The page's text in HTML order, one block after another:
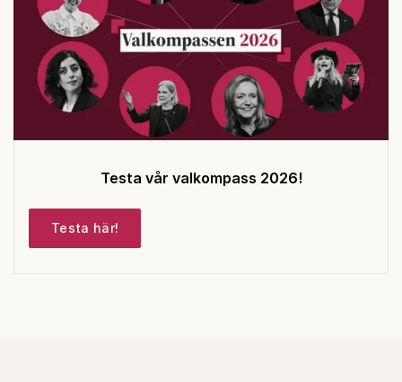
Testa vår valkompass 2026!
Testa här!